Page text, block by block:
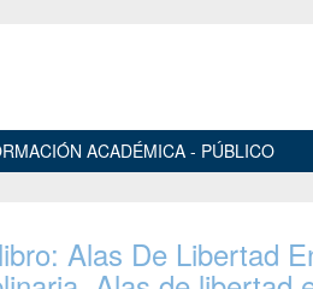
ACADÉMICA - PÚBLICO
Alas De Libertad